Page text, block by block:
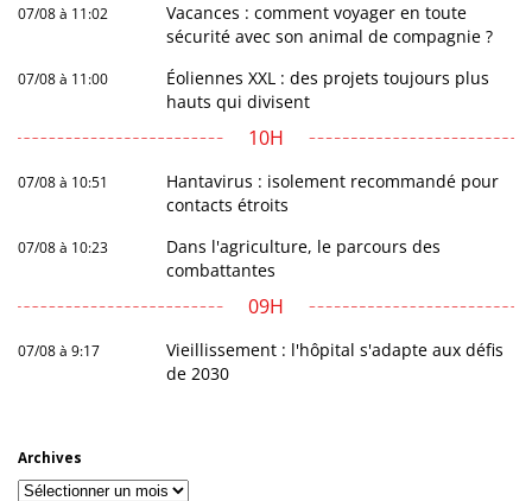
07/08 à 11:02
Vacances : comment voyager en toute
sécurité avec son animal de compagnie ?
07/08 à 11:00
Éoliennes XXL : des projets toujours plus
hauts qui divisent
10H
07/08 à 10:51
Hantavirus : isolement recommandé pour
contacts étroits
07/08 à 10:23
Dans l'agriculture, le parcours des
combattantes
09H
07/08 à 9:17
Vieillissement : l'hôpital s'adapte aux défis
de 2030
Archives
Archives